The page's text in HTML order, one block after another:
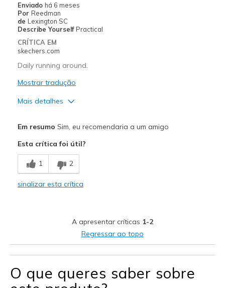
View On Shoes
Enviado há 6 meses
Por Reedman
de Lexington SC
Describe Yourself Practical
CRÍTICA EM
skechers.com
Daily running around.
Mostrar tradução
Mais detalhes
Em resumo Sim, eu recomendaria a um amigo
Esta crítica foi útil?
1 2
sinalizar esta crítica
A apresentar críticas 1-2
Regressar ao topo
O que queres saber sobre